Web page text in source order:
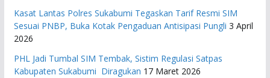
Kasat Lantas Polres Sukabumi Tegaskan Tarif Resmi SIM
Sesuai PNBP, Buka Kotak Pengaduan Antisipasi Pungli 3 April
2026
PHL Jadi Tumbal SIM Tembak, Sistim Regulasi Satpas
Kabupaten Sukabumi Diragukan 17 Maret 2026